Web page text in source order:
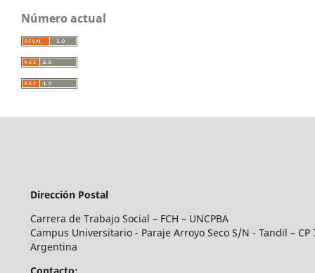
Número actual
Dirección Postal
Carrera de Trabajo Social – FCH – UNCPBA
Campus Universitario - Paraje Arroyo Seco S/N - Tandil – CP
Argentina